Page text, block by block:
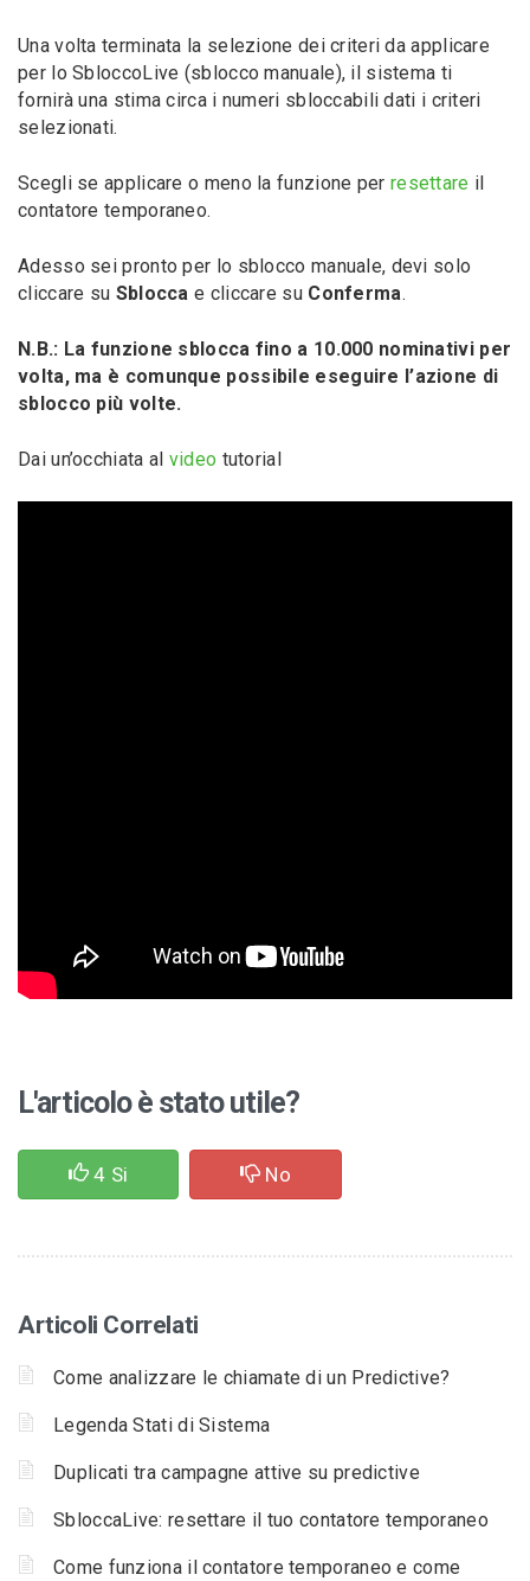
Una volta terminata la selezione dei criteri da applicare
per lo SbloccoLive (sblocco manuale), il sistema ti
fornirà una stima circa i numeri sbloccabili dati i criteri
selezionati.
Scegli se applicare o meno la funzione per resettare il
contatore temporaneo.
Adesso sei pronto per lo sblocco manuale, devi solo
cliccare su Sbloccae cliccare suConferma.
N.B.: La funzione sblocca fino a 10.000 nominativi per
volta, ma è comunque possibile eseguire l’azione di
sblocco più volte.
Dai un’occhiata al video tutorial
L'articolo è stato utile?
4 Si No
Articoli Correlati
Come analizzare le chiamate di un Predictive?
Legenda Stati di Sistema
Duplicati tra campagne attive su predictive
SbloccaLive: resettare il tuo contatore temporaneo
Come funziona il contatore temporaneo e come